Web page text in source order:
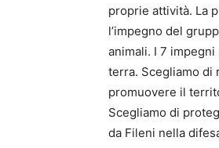
proprie attività. La
l’impegno del
animali. I 7
terra. Scegliamo di
promuovere il
Scegliamo di
da Fileni nella